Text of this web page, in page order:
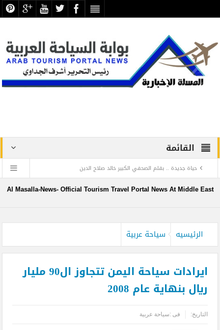
القائمة
حياة جديدة .. بقلم الصحفي الكبير خالد صلاح الدين
دراسة علمية ترصد الاكتشافات الأثرية والتطوير بجبانة الشاطبي
بدءاً من غدا الأثنين .. طيران الإمارات تبدأ في استخدام بطاقات الصعود ”
الرقمية ” و تودع ” الورقية ” للرحلات من دبي
للتصدي للهجوم على الحضارة المصرية
فوربس
Al Masalla-News- Official Tourism Travel Portal News At Middle East
الرئيسيه سياحة عربية
ايرادات سياحة اليمن تتجاوز ال90 مليار
ريال بنهاية عام 2008
التاريخ: فى :سياحة عربية